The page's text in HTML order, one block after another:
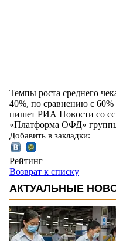
Темпы роста среднего
40%, по сравнению с
пишет РИА Новости со
«Платформа ОФД»
Добавить в закладки:
Рейтинг
Возврат к списку
АКТУАЛЬНЫЕ